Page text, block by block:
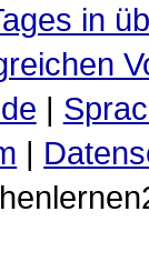
in
|
|